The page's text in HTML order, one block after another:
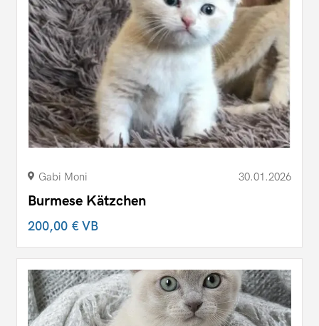
Gabi Moni 30.01.2026
Burmese Kätzchen
200,00 €VB